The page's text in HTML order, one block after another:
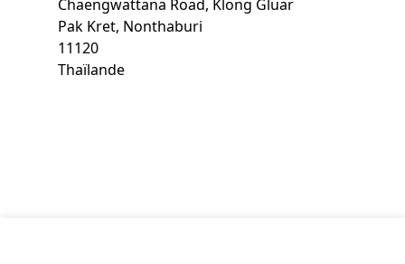
Chaengwattana Road, Klong Gluar
Pak Kret, Nonthaburi
11120
Thaïlande